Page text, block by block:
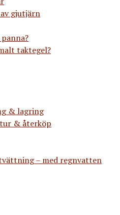
gjutjärn
taktegel?
& lagring
& återköp
– med regnvatten